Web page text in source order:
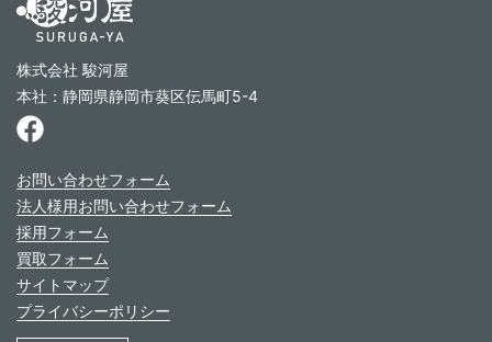
株式会社 駿河屋
本社：静岡県静岡市葵区伝馬町5-4
お問い合わせフォーム
法人様用お問い合わせフォーム
採用フォーム
買取フォーム
サイトマップ
プライバシーポリシー